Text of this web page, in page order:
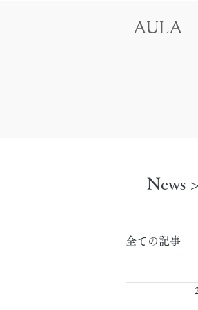
AULA
News
全ての記事